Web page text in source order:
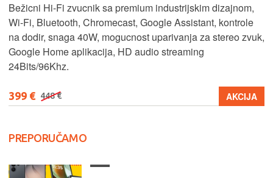
Bežicni Hi-Fi zvucnik sa premium industrijskim dizajnom,
Wi-Fi, Bluetooth, Chromecast, Google Assistant, kontrole
na dodir, snaga 40W, mogucnost uparivanja za stereo zvuk,
Google Home aplikacija, HD audio streaming
24Bits/96Khz.
399 € 448 € AKCIJA
PREPORUČAMO